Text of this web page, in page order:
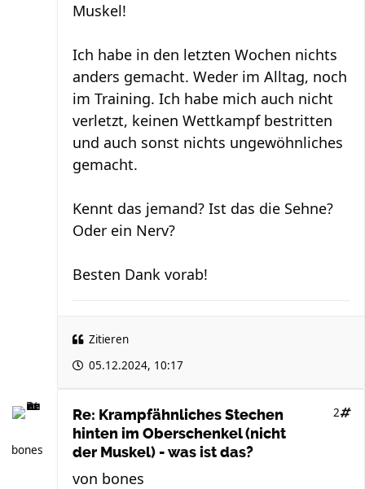
Muskel!
Ich habe in den letzten Wochen nichts
anders gemacht. Weder im Alltag, noch
im Training. Ich habe mich auch nicht
verletzt, keinen Wettkampf bestritten
und auch sonst nichts ungewöhnliches
gemacht.
Kennt das jemand? Ist das die Sehne?
Oder ein Nerv?
Besten Dank vorab!
Zitieren
05.12.2024, 10:17
bones
Re: Krampfähnliches Stechen
hinten im Oberschenkel (nicht
der Muskel) - was ist das?
2
von bones